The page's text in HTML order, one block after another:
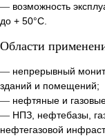
— возможность
до + 50°C.
Области
— непрерывный
зданий и помещений;
— нефтяные и
— НПЗ, нефтебазы,
нефтегазовой